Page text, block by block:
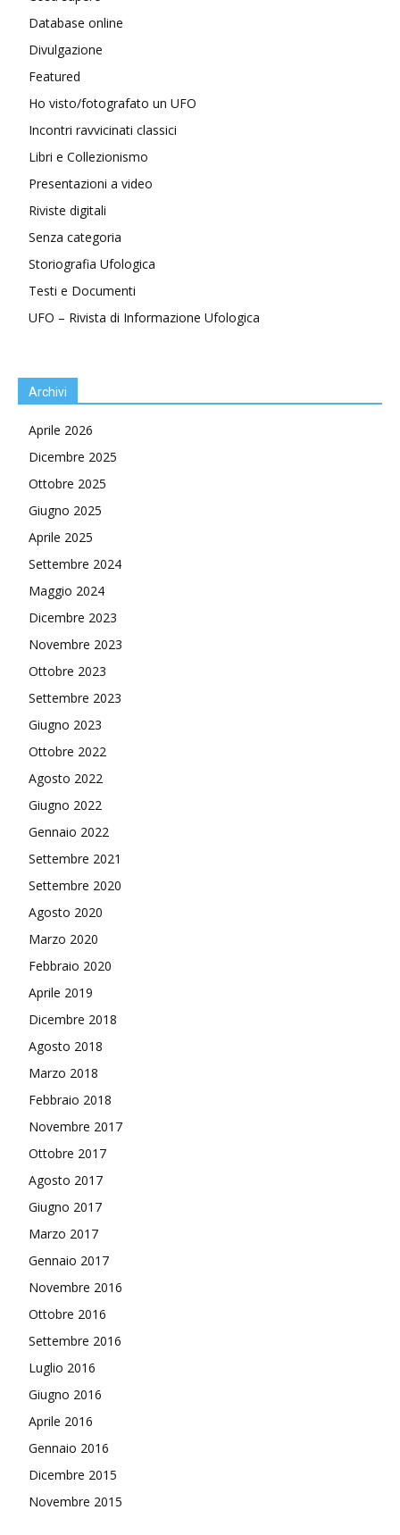
Database online
Divulgazione
Featured
Ho visto/fotografato un UFO
Incontri ravvicinati classici
Libri e Collezionismo
Presentazioni a video
Riviste digitali
Senza categoria
Storiografia Ufologica
Testi e Documenti
UFO – Rivista di Informazione Ufologica
Archivi
Aprile 2026
Dicembre 2025
Ottobre 2025
Giugno 2025
Aprile 2025
Settembre 2024
Maggio 2024
Dicembre 2023
Novembre 2023
Ottobre 2023
Settembre 2023
Giugno 2023
Ottobre 2022
Agosto 2022
Giugno 2022
Gennaio 2022
Settembre 2021
Settembre 2020
Agosto 2020
Marzo 2020
Febbraio 2020
Aprile 2019
Dicembre 2018
Agosto 2018
Marzo 2018
Febbraio 2018
Novembre 2017
Ottobre 2017
Agosto 2017
Giugno 2017
Marzo 2017
Gennaio 2017
Novembre 2016
Ottobre 2016
Settembre 2016
Luglio 2016
Giugno 2016
Aprile 2016
Gennaio 2016
Dicembre 2015
Novembre 2015